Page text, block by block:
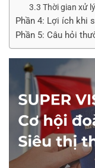
3.3 Thời gian xử
Phần 4: Lợi ích khi
Phần 5: Câu hỏi